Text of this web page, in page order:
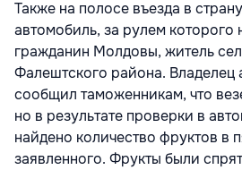
Также на полосе въезда в
автомобиль, за рулем которого
гражданин Молдовы, житель
Фалештского района. Владелец
сообщил таможенникам, что
но в результате проверки в
найдено количество фруктов в
заявленного. Фрукты были